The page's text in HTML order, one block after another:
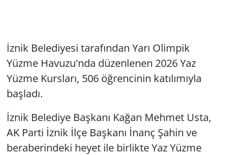
İznik Belediyesi tarafından Yarı Olimpik
Yüzme Havuzu'nda düzenlenen 2026 Yaz
Yüzme Kursları, 506 öğrencinin katılımıyla
başladı.
İznik Belediye Başkanı Kağan Mehmet Usta,
AK Parti İznik İlçe Başkanı İnanç Şahin ve
beraberindeki heyet ile birlikte Yaz Yüzme